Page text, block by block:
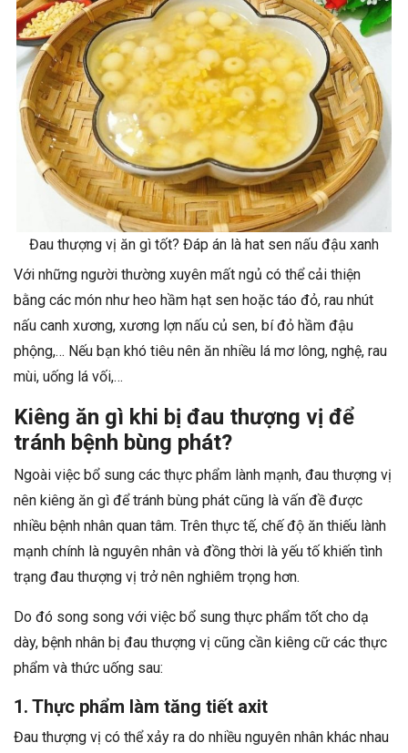
Đau thượng vị ăn gì tốt? Đáp án là hat sen nấu đậu xanh
Với những người thường xuyên mất ngủ có thể cải thiện
bằng các món như heo hầm hạt sen hoặc táo đỏ, rau nhút
nấu canh xương, xương lợn nấu củ sen, bí đỏ hầm đậu
phộng,… Nếu bạn khó tiêu nên ăn nhiều lá mơ lông, nghệ, rau
mùi, uống lá vối,…
Kiêng ăn gì khi bị đau thượng vị để
tránh bệnh bùng phát?
Ngoài việc bổ sung các thực phẩm lành mạnh, đau thượng vị
nên kiêng ăn gì để tránh bùng phát cũng là vấn đề được
nhiều bệnh nhân quan tâm. Trên thực tế, chế độ ăn thiếu lành
mạnh chính là nguyên nhân và đồng thời là yếu tố khiến tình
trạng đau thượng vị trở nên nghiêm trọng hơn.
Do đó song song với việc bổ sung thực phẩm tốt cho dạ
dày, bệnh nhân bị đau thượng vị cũng cần kiêng cữ các thực
phẩm và thức uống sau:
1. Thực phẩm làm tăng tiết axit
Đau thượng vị có thể xảy ra do nhiều nguyên nhân khác nhau